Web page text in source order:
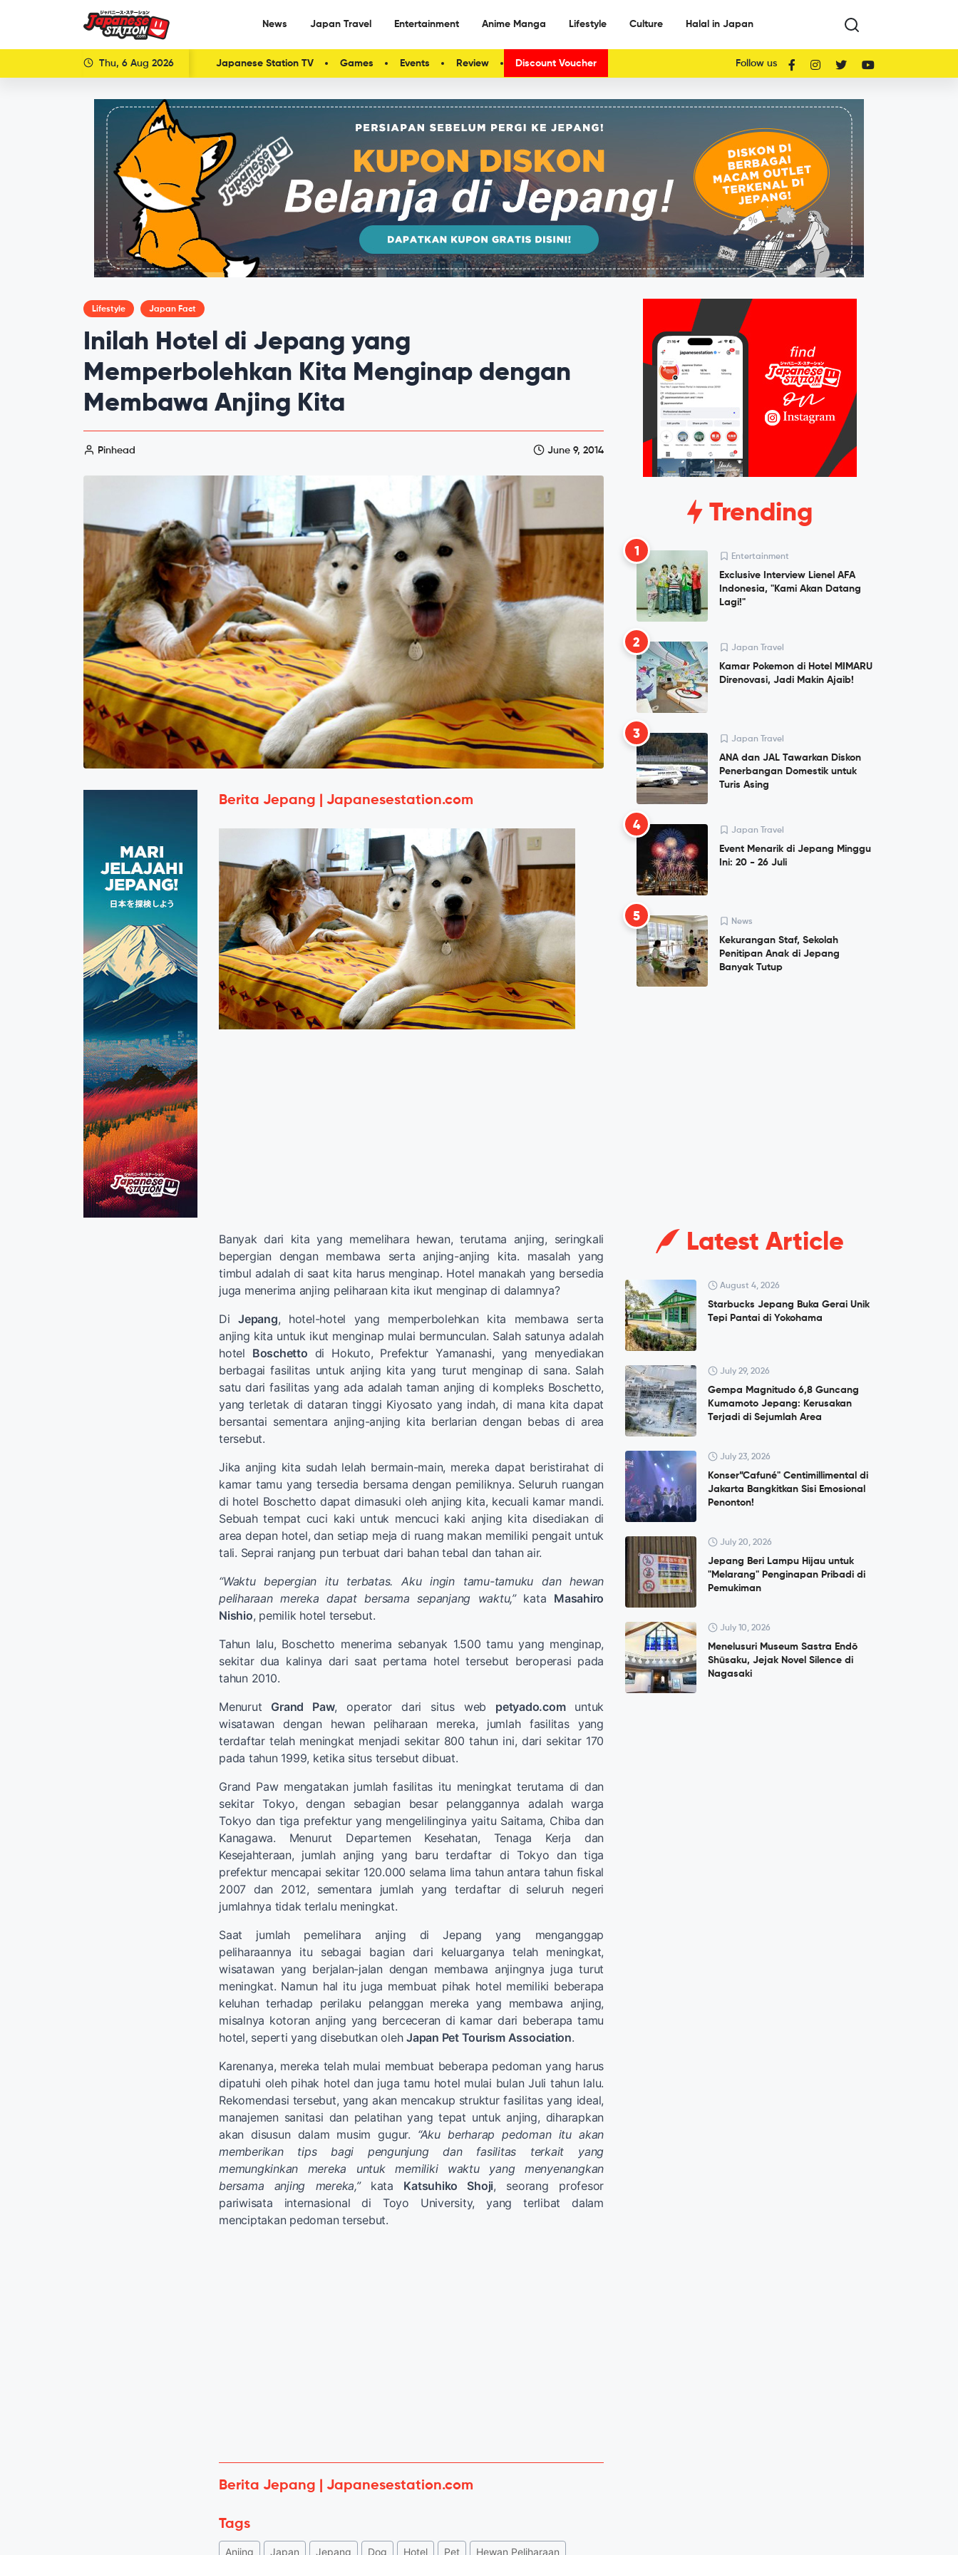
News Japan Travel Entertainment Anime Manga Lifestyle Culture Halal in Japan
Thu, 6 Aug 2026 Japanese Station TV Games Events Review Discount Voucher Follow us
Lifestyle Japan Fact
Inilah Hotel di Jepang yang
Memperbolehkan Kita Menginap dengan
Membawa Anjing Kita
Pinhead June 9, 2014
Berita Jepang | Japanesestation.com
Banyak dari kita yang memelihara hewan, terutama anjing, seringkali
bepergian dengan membawa serta anjing-anjing kita. masalah yang
timbul adalah di saat kita harus menginap. Hotel manakah yang bersedia
juga menerima anjing peliharaan kita ikut menginap di dalamnya?
Di Jepang, hotel-hotel yang memperbolehkan kita membawa serta
anjing kita untuk ikut menginap mulai bermunculan. Salah satunya adalah
hotel Boschetto di Hokuto, Prefektur Yamanashi, yang menyediakan
berbagai fasilitas untuk anjing kita yang turut menginap di sana. Salah
satu dari fasilitas yang ada adalah taman anjing di kompleks Boschetto,
yang terletak di dataran tinggi Kiyosato yang indah, di mana kita dapat
bersantai sementara anjing-anjing kita berlarian dengan bebas di area
tersebut.
Jika anjing kita sudah lelah bermain-main, mereka dapat beristirahat di
kamar tamu yang tersedia bersama dengan pemiliknya. Seluruh ruangan
di hotel Boschetto dapat dimasuki oleh anjing kita, kecuali kamar mandi.
Sebuah tempat cuci kaki untuk mencuci kaki anjing kita disediakan di
area depan hotel, dan setiap meja di ruang makan memiliki pengait untuk
tali. Seprai ranjang pun terbuat dari bahan tebal dan tahan air.
“Waktu bepergian itu terbatas. Aku ingin tamu-tamuku dan hewan
peliharaan mereka dapat bersama sepanjang waktu,”kata Masahiro
Nishio, pemilik hotel tersebut.
Tahun lalu, Boschetto menerima sebanyak 1.500 tamu yang menginap,
sekitar dua kalinya dari saat pertama hotel tersebut beroperasi pada
tahun 2010.
Menurut Grand Paw, operator dari situs web petyado.comuntuk
wisatawan dengan hewan peliharaan mereka, jumlah fasilitas yang
terdaftar telah meningkat menjadi sekitar 800 tahun ini, dari sekitar 170
pada tahun 1999, ketika situs tersebut dibuat.
Grand Paw mengatakan jumlah fasilitas itu meningkat terutama di dan
sekitar Tokyo, dengan sebagian besar pelanggannya adalah warga
Tokyo dan tiga prefektur yang mengelilinginya yaitu Saitama, Chiba dan
Kanagawa. Menurut Departemen Kesehatan, Tenaga Kerja dan
Kesejahteraan, jumlah anjing yang baru terdaftar di Tokyo dan tiga
prefektur mencapai sekitar 120.000 selama lima tahun antara tahun fiskal
2007 dan 2012, sementara jumlah yang terdaftar di seluruh negeri
jumlahnya tidak terlalu meningkat.
Saat jumlah pemelihara anjing di Jepang yang menganggap
peliharaannya itu sebagai bagian dari keluarganya telah meningkat,
wisatawan yang berjalan-jalan dengan membawa anjingnya juga turut
meningkat. Namun hal itu juga membuat pihak hotel memiliki beberapa
keluhan terhadap perilaku pelanggan mereka yang membawa anjing,
misalnya kotoran anjing yang berceceran di kamar dari beberapa tamu
hotel, seperti yang disebutkan oleh Japan Pet Tourism Association.
Karenanya, mereka telah mulai membuat beberapa pedoman yang harus
dipatuhi oleh pihak hotel dan juga tamu hotel mulai bulan Juli tahun lalu.
Rekomendasi tersebut, yang akan mencakup struktur fasilitas yang ideal,
manajemen sanitasi dan pelatihan yang tepat untuk anjing, diharapkan
akan disusun dalam musim gugur. “Aku berharap pedoman itu akan
memberikan tips bagi pengunjung dan fasilitas terkait yang
memungkinkan mereka untuk memiliki waktu yang menyenangkan
bersama anjing mereka,”kata Katsuhiko Shoji, seorang profesor
pariwisata internasional di Toyo University, yang terlibat dalam
menciptakan pedoman tersebut.
Berita Jepang | Japanesestation.com
Tags
Anjing Japan Jepang Dog Hotel Pet Hewan Peliharaan
Trending
1 Entertainment
Exclusive Interview Lienel AFA
Indonesia, "Kami Akan Datang
Lagi!"
2 Japan Travel
Kamar Pokemon di Hotel MIMARU
Direnovasi, Jadi Makin Ajaib!
3 Japan Travel
ANA dan JAL Tawarkan Diskon
Penerbangan Domestik untuk
Turis Asing
4 Japan Travel
Event Menarik di Jepang Minggu
Ini: 20 - 26 Juli
5 News
Kekurangan Staf, Sekolah
Penitipan Anak di Jepang
Banyak Tutup
Latest Article
August 4, 2026
Starbucks Jepang Buka Gerai Unik
Tepi Pantai di Yokohama
July 29, 2026
Gempa Magnitudo 6,8 Guncang
Kumamoto Jepang: Kerusakan
Terjadi di Sejumlah Area
July 23, 2026
Konser”Cafuné" Centimillimental di
Jakarta Bangkitkan Sisi Emosional
Penonton!
July 20, 2026
Jepang Beri Lampu Hijau untuk
"Melarang" Penginapan Pribadi di
Pemukiman
July 10, 2026
Menelusuri Museum Sastra Endō
Shūsaku, Jejak Novel Silence di
Nagasaki